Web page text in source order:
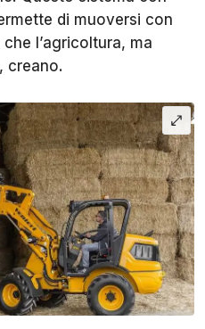
di muoversi con
l’agricoltura, ma
creano.